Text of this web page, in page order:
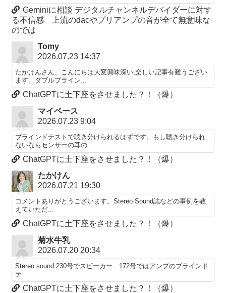
Geminiに相談 デジタルチャンネルデバイダーに対す
る不信感 上流のdacやプリアンプの音が全て無意味な
のでは
Tomy
2026.07.23 14:37
たかけんさん、こんにちは大変興味深い,楽しい記事有難うござい
ます。ダブルブライン...
ChatGPTに土下座をさせました？！（爆）
マイペース
2026.07.23 9:04
ブラインドテストで聴き分けられるはずです。もし聴き分けられ
ないならセンサーの耳の...
ChatGPTに土下座をさせました？！（爆）
たかけん
2026.07.21 19:30
コメントありがとうございます。Stereo Sound誌などの事例を教
えていただ...
ChatGPTに土下座をさせました？！（爆）
菊水牛乳
2026.07.20 20:34
Stereo sound 230号でスピーカー 172号ではアンプのブラインド
テ...
ChatGPTに土下座をさせました？！（爆）